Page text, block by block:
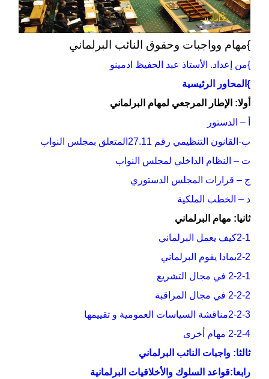
}مهام وواجبات وحقوق النائب البرلماني
}من إعداد. الأستاذ عبد الحفيظ ادمينو
}المحاور الرئيسية
أولا: الإطار المرجعي لمهام البرلماني
أ – الدستور
ب-القانون التنظيمي رقم 27.11المتعلق بمجلس النواب
ت – النظام الداخلي لمجلس النواب
ج – قرارات المجلس الدستوري
د – الخطب الملكية
ثانيا: مهام البرلماني
2-1كيف يعمل البرلماني
2-2بمادا يقوم البرلماني
2-2-1 في مجال التشريع
2-2-2 في مجال المراقبة
2-2-3مناقشة السياسات العمومية و تقييمها
2-2-4 مهام أخرى
ثالثا: واجبات النائب البرلماني
رابعا:قواعد السلوك والأخلاقيات البرلمانية